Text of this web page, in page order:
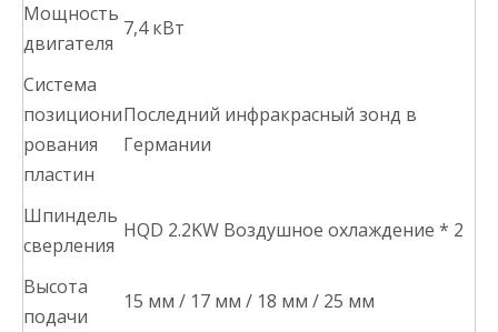
Мощность
двигателя
7,4 кВт
Система
позициони
рования
пластин
Последний инфракрасный зонд в
Германии
Шпиндель
сверления
HQD 2.2KW Воздушное охлаждение * 2
Высота
подачи
15 мм / 17 мм / 18 мм / 25 мм